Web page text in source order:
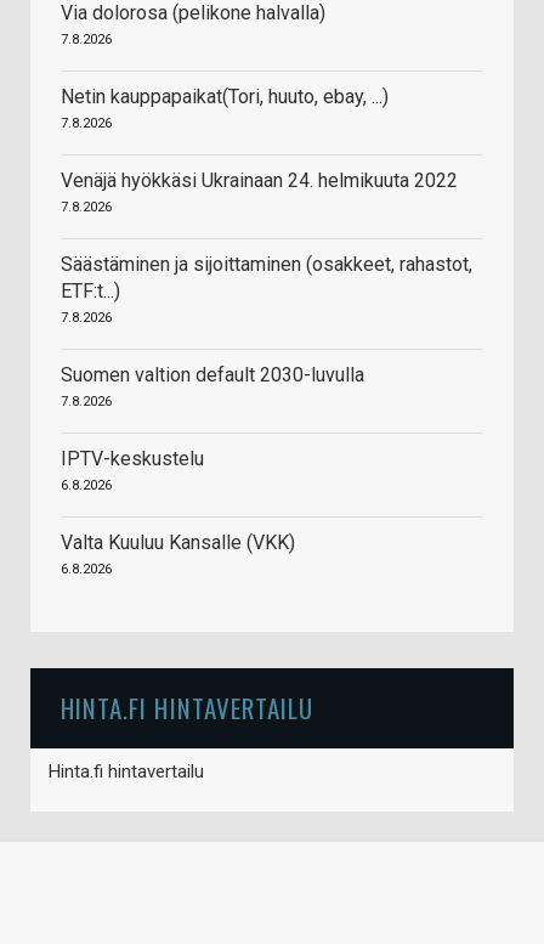
Via dolorosa (pelikone halvalla)
7.8.2026
Netin kauppapaikat(Tori, huuto, ebay, ...)
7.8.2026
Venäjä hyökkäsi Ukrainaan 24. helmikuuta 2022
7.8.2026
Säästäminen ja sijoittaminen (osakkeet, rahastot,
ETF:t...)
7.8.2026
Suomen valtion default 2030-luvulla
7.8.2026
IPTV-keskustelu
6.8.2026
Valta Kuuluu Kansalle (VKK)
6.8.2026
HINTA.FI HINTAVERTAILU
Hinta.fi hintavertailu